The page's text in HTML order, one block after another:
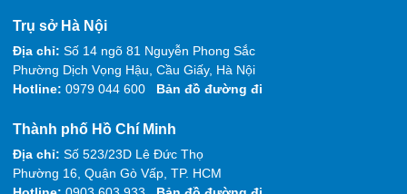
Trụ sở Hà Nội
Địa chỉ: Số 14 ngõ 81 Nguyễn Phong Sắc
Phường Dịch Vọng Hậu, Cầu Giấy, Hà Nội
Hotline: 0979 044 600 Bản đồ đường đi
Thành phố Hồ Chí Minh
Địa chỉ: Số 523/23D Lê Đức Thọ
Phường 16, Quận Gò Vấp, TP. HCM